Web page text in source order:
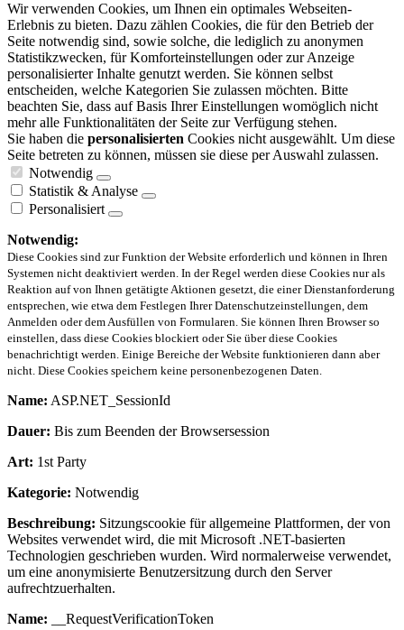
Wir verwenden Cookies, um Ihnen ein optimales Webseiten-
Erlebnis zu bieten. Dazu zählen Cookies, die für den Betrieb der
Seite notwendig sind, sowie solche, die lediglich zu anonymen
Statistikzwecken, für Komforteinstellungen oder zur Anzeige
personalisierter Inhalte genutzt werden. Sie können selbst
entscheiden, welche Kategorien Sie zulassen möchten. Bitte
beachten Sie, dass auf Basis Ihrer Einstellungen womöglich nicht
mehr alle Funktionalitäten der Seite zur Verfügung stehen.
Sie haben die personalisierten Cookies nicht ausgewählt. Um diese
Seite betreten zu können, müssen sie diese per Auswahl zulassen.
Notwendig
Statistik & Analyse
Personalisiert
Notwendig:
Diese Cookies sind zur Funktion der Website erforderlich und können in Ihren
Systemen nicht deaktiviert werden. In der Regel werden diese Cookies nur als
Reaktion auf von Ihnen getätigte Aktionen gesetzt, die einer Dienstanforderung
entsprechen, wie etwa dem Festlegen Ihrer Datenschutzeinstellungen, dem
Anmelden oder dem Ausfüllen von Formularen. Sie können Ihren Browser so
einstellen, dass diese Cookies blockiert oder Sie über diese Cookies
benachrichtigt werden. Einige Bereiche der Website funktionieren dann aber
nicht. Diese Cookies speichern keine personenbezogenen Daten.
Name: ASP.NET_SessionId
Dauer: Bis zum Beenden der Browsersession
Art: 1st Party
Kategorie: Notwendig
Beschreibung: Sitzungscookie für allgemeine Plattformen, der von
Websites verwendet wird, die mit Microsoft .NET-basierten
Technologien geschrieben wurden. Wird normalerweise verwendet,
um eine anonymisierte Benutzersitzung durch den Server
aufrechtzuerhalten.
Name: __RequestVerificationToken